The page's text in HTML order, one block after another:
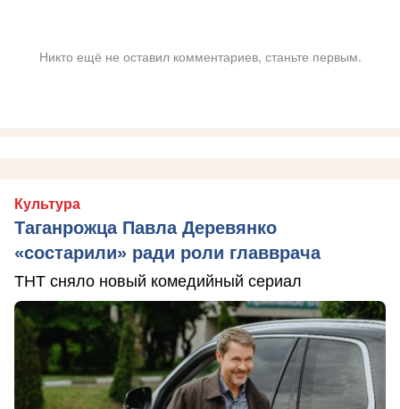
Никто ещё не оставил комментариев, станьте первым.
Культура
Таганрожца Павла Деревянко
«состарили» ради роли главврача
ТНТ сняло новый комедийный сериал